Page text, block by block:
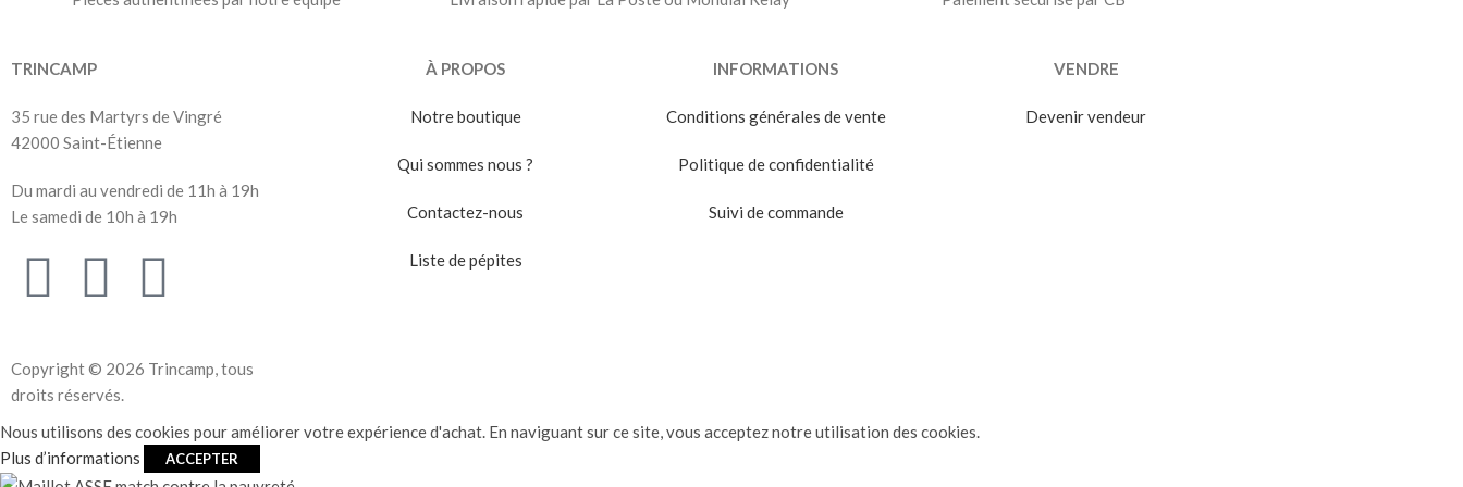
TRINCAMP
35 rue des Martyrs de Vingré
42000 Saint-Étienne
Du mardi au vendredi de 11h à 19h
Le samedi de 10h à 19h
Copyright © 2026 Trincamp, tous
droits réservés.
À PROPOS
Notre boutique
Qui sommes nous ?
Contactez-nous
Liste de pépites
INFORMATIONS
Conditions générales de vente
Politique de confidentialité
Suivi de commande
VENDRE
Devenir vendeur
Nous utilisons des cookies pour améliorer votre expérience d'achat. En naviguant sur ce site, vous acceptez notre utilisation des cookies.
Plus d’informations
ACCEPTER